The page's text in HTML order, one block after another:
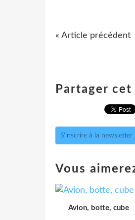
« Article précédent
Partager
S'inscrire à la newsletter
Vous
Avion, botte, cube